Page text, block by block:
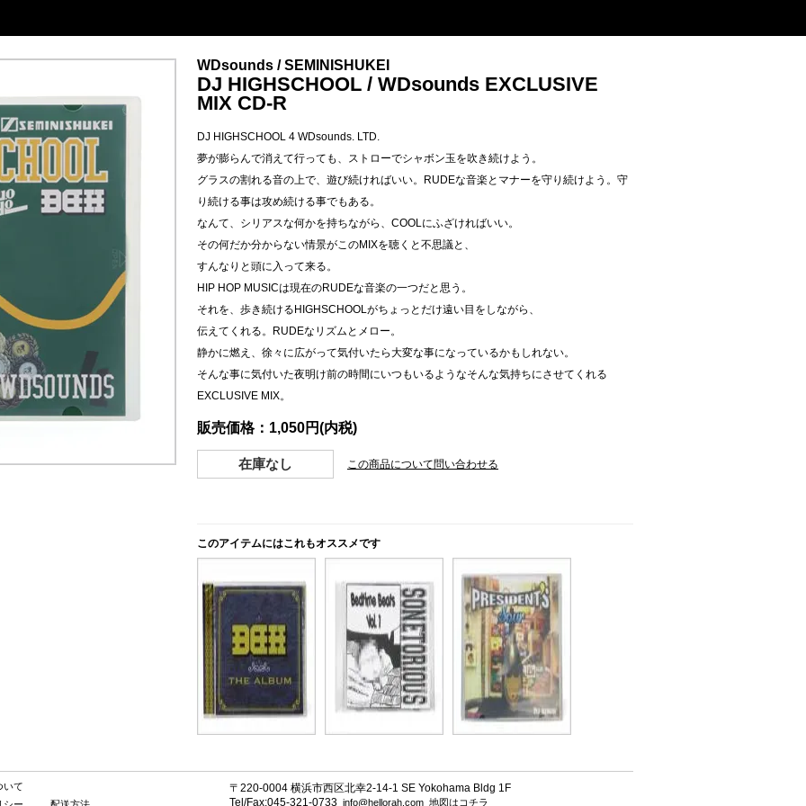
WDsounds / SEMINISHUKEI
DJ HIGHSCHOOL / WDsounds EXCLUSIVE
MIX CD-R
DJ HIGHSCHOOL 4 WDsounds. LTD.
夢が膨らんで消えて行っても、ストローでシャボン玉を吹き続けよう。
グラスの割れる音の上で、遊び続ければいい。RUDEな音楽とマナーを守り続けよう。守
り続ける事は攻め続ける事でもある。
なんて、シリアスな何かを持ちながら、COOLにふざければいい。
その何だか分からない情景がこのMIXを聴くと不思議と、
すんなりと頭に入って来る。
HIP HOP MUSICは現在のRUDEな音楽の一つだと思う。
それを、歩き続けるHIGHSCHOOLがちょっとだけ遠い目をしながら、
伝えてくれる。RUDEなリズムとメロー。
静かに燃え、徐々に広がって気付いたら大変な事になっているかもしれない。
そんな事に気付いた夜明け前の時間にいつもいるようなそんな気持ちにさせてくれる
EXCLUSIVE MIX。
販売価格：1,050円(内税)
在庫なし この商品について問い合わせる
このアイテムにはこれもオススメです
いて
〒220-0004 横浜市西区北幸2-14-1 SE Yokohama Bldg 1F
Tel/Fax:045-321-0733 info@hellorah.com 地図はコチラ